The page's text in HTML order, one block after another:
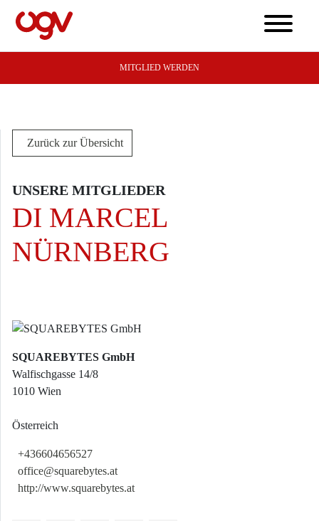
MITGLIED WERDEN
Zurück zur Übersicht
UNSERE MITGLIEDER
DI MARCEL
NÜRNBERG
SQUAREBYTES GmbH
Walfischgasse 14/8
1010 Wien
Österreich
+436604656527
office@squarebytes.at
http://www.squarebytes.at